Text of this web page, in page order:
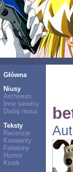
Główna
Niusy
Archiwum
Inne serwisy
Dodaj niusa
Teksty
Recenzje
Konwenty
Felietony
Humor
Kiosk